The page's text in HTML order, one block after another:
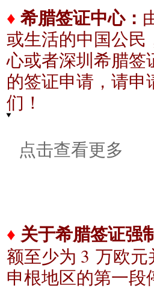
♦ 希腊签证中心：
或生活的中国公民
心或者深圳希腊签
的签证申请，请申
们！
点击查看更多
♦ 关于希腊签证强
额至少为 3 万欧元
申根地区的第一段